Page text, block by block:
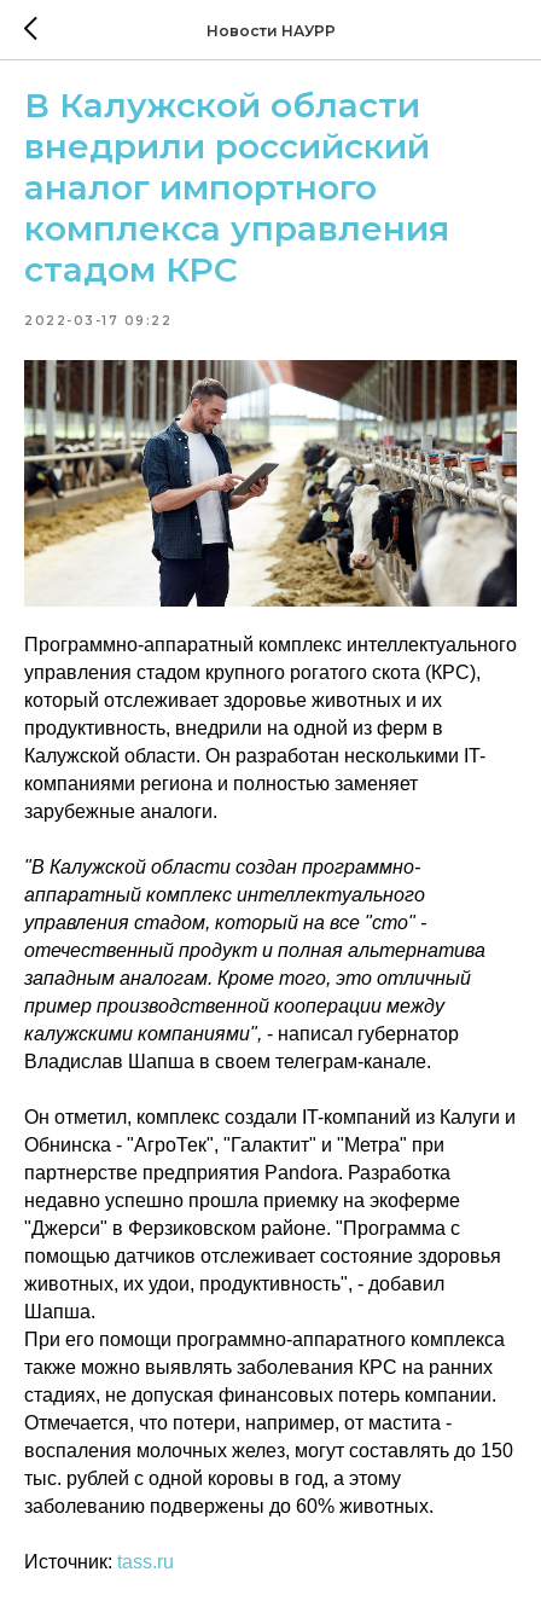
Новости НАУРР
В Калужской области
внедрили российский
аналог импортного
комплекса управления
стадом КРС
2022-03-17 09:22
Программно-аппаратный комплекс интеллектуального
управления стадом крупного рогатого скота (КРС),
который отслеживает здоровье животных и их
продуктивность, внедрили на одной из ферм в
Калужской области. Он разработан несколькими IT-
компаниями региона и полностью заменяет
зарубежные аналоги.
"В Калужской области создан программно-
аппаратный комплекс интеллектуального
управления стадом, который на все "сто" -
отечественный продукт и полная альтернатива
западным аналогам. Кроме того, это отличный
пример производственной кооперации между
калужскими компаниями", - написал губернатор
Владислав Шапша в своем телеграм-канале.
Он отметил, комплекс создали IT-компаний из Калуги и
Обнинска - "АгроТек", "Галактит" и "Метра" при
партнерстве предприятия Pandora. Разработка
недавно успешно прошла приемку на экоферме
"Джерси" в Ферзиковском районе. "Программа с
помощью датчиков отслеживает состояние здоровья
животных, их удои, продуктивность", - добавил
Шапша.
При его помощи программно-аппаратного комплекса
также можно выявлять заболевания КРС на ранних
стадиях, не допуская финансовых потерь компании.
Отмечается, что потери, например, от мастита -
воспаления молочных желез, могут составлять до 150
тыс. рублей с одной коровы в год, а этому
заболеванию подвержены до 60% животных.
Источник: tass.ru
Политика конфиденциальности
© 2015-2026 НАУРР. Все права защищены.
При использовании материалов ссылка на ROBOTUNION.RU — обязательна